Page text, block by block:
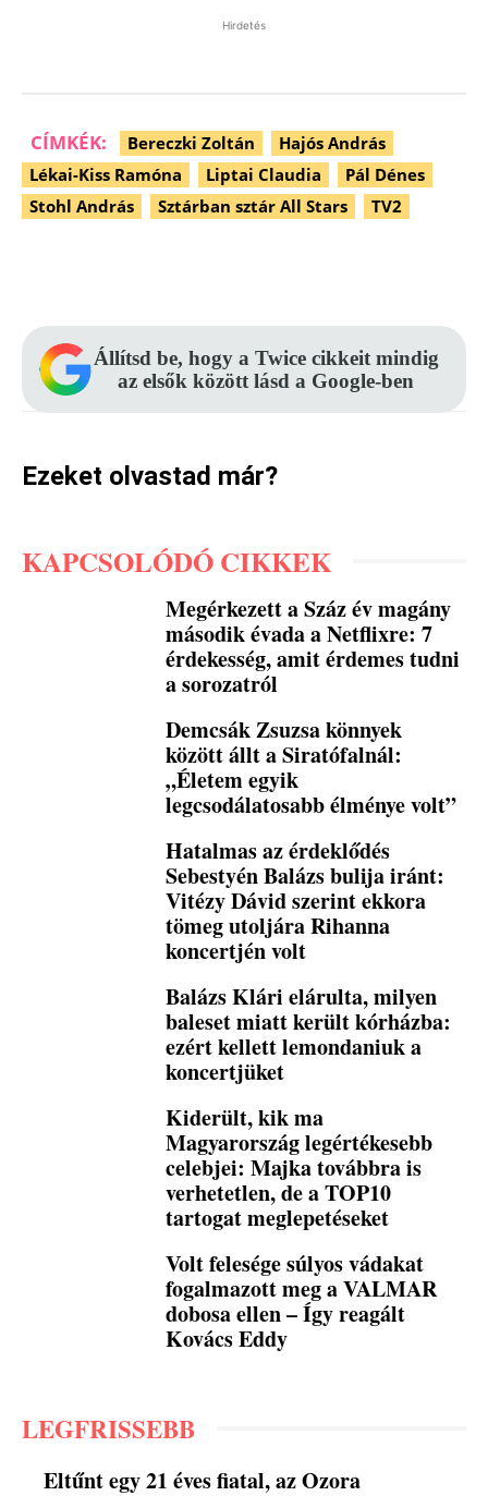
Hirdetés
CÍMKÉK: Bereczki Zoltán
Hajós András
Lékai-Kiss Ramóna
Liptai Claudia
Pál Dénes
Stohl András
Sztárban sztár All Stars TV2
Állítsd be, hogy a Twice cikkeit mindig
az elsők között lásd a Google-ben
Ezeket olvastad már?
KAPCSOLÓDÓ CIKKEK
Megérkezett a Száz év magány
második évada a Netflixre: 7
érdekesség, amit érdemes tudni
a sorozatról
Demcsák Zsuzsa könnyek
között állt a Siratófalnál:
„Életem egyik
legcsodálatosabb élménye volt”
Hatalmas az érdeklődés
Sebestyén Balázs bulija iránt:
Vitézy Dávid szerint ekkora
tömeg utoljára Rihanna
koncertjén volt
Balázs Klári elárulta, milyen
baleset miatt került kórházba:
ezért kellett lemondaniuk a
koncertjüket
Kiderült, kik ma
Magyarország legértékesebb
celebjei: Majka továbbra is
verhetetlen, de a TOP10
tartogat meglepetéseket
Volt felesége súlyos vádakat
fogalmazott meg a VALMAR
dobosa ellen – Így reagált
Kovács Eddy
LEGFRISSEBB
Eltűnt egy 21 éves fiatal, az Ozora